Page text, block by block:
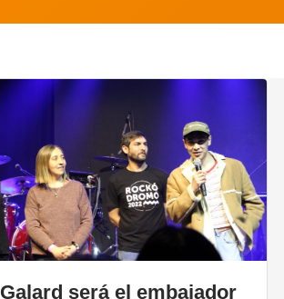
será el embajador